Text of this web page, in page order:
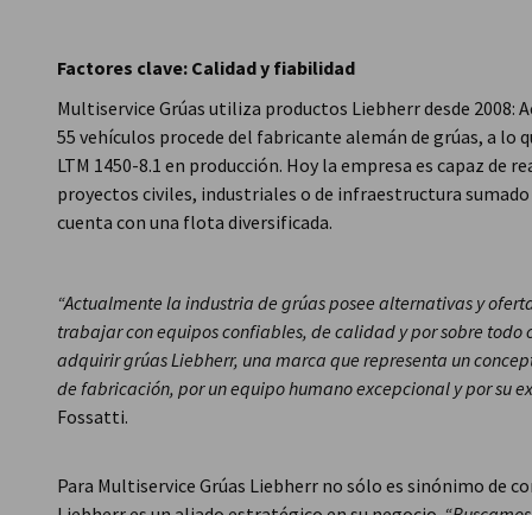
Factores clave: Calidad y fiabilidad
Multiservice Grúas utiliza productos Liebherr desde 2008:
55 vehículos procede del fabricante alemán de grúas, a lo
LTM 1450-8.1 en producción. Hoy la empresa es capaz de
proyectos civiles, industriales o de infraestructura
cuenta con una flota diversificada.
“Actualmente la industria de grúas posee alternativas y
trabajar con equipos confiables, de calidad y por sobre todo
adquirir grúas Liebherr, una marca que representa un
de fabricación, por un equipo humano excepcional y por su
Fossatti.
Para Multiservice Grúas Liebherr no sólo es sinónimo de